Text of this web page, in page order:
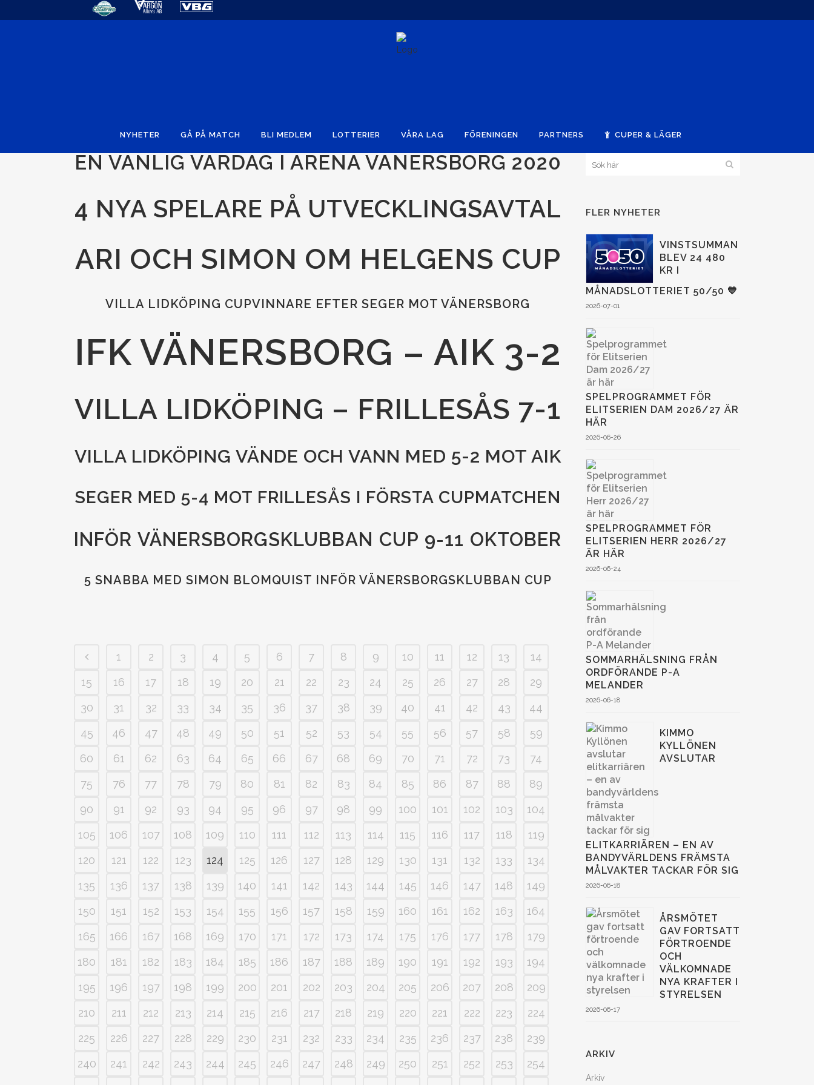
NYHETER GÅ PÅ MATCH BLI MEDLEM LOTTERIER VÅRA LAG FÖRENINGEN PARTNERS CUPER & LÄGER
EN VANLIG VARDAG I ARENA VÄNERSBORG 2020
4 NYA SPELARE PÅ UTVECKLINGSAVTAL
ARI OCH SIMON OM HELGENS CUP
VILLA LIDKÖPING CUPVINNARE EFTER SEGER MOT VÄNERSBORG
IFK VÄNERSBORG – AIK 3-2
VILLA LIDKÖPING – FRILLESÅS 7-1
VILLA LIDKÖPING VÄNDE OCH VANN MED 5-2 MOT AIK
SEGER MED 5-4 MOT FRILLESÅS I FÖRSTA CUPMATCHEN
INFÖR VÄNERSBORGSKLUBBAN CUP 9-11 OKTOBER
5 SNABBA MED SIMON BLOMQUIST INFÖR VÄNERSBORGSKLUBBAN CUP
1 2 3 4 5 6 7 8 9 10 11 12 13
14
15
16 17 18 19 20 21 22 23 24 25 26 27 28
29
30
31 32 33 34 35 36 37 38 39 40 41 42 43
44
45
46 47 48 49 50 51 52 53 54 55 56 57 58
59
60
61 62 63 64 65 66 67 68 69 70 71 72 73
74
75
76 77 78 79 80 81 82 83 84 85 86 87 88
89
90
91 92 93 94 95 96 97 98 99 100 101 102 103
104
105
106 107 108 109 110 111 112 113 114 115 116 117 118
119
120
121 122 123 124 125 126 127 128 129 130 131 132 133
134
135
136 137 138 139 140 141 142 143 144 145 146 147 148
149
150
151 152 153 154 155 156 157 158 159 160 161 162 163
164
165
166 167 168 169 170 171 172 173 174 175 176 177 178
179
180
181 182 183 184 185 186 187 188 189 190 191 192 193
194
195
196 197 198 199 200 201 202 203 204 205 206 207 208
209
210
211 212 213 214 215 216 217 218 219 220 221 222 223
224
225
226 227 228 229 230 231 232 233 234 235 236 237 238
239
240
241 242 243 244 245 246 247 248 249 250 251 252 253
254
FLER NYHETER
VINSTSUMMAN
BLEV 24 480
KR I
MÅNADSLOTTERIET 50/50 💙
2026-07-01
SPELPROGRAMMET FÖR
ELITSERIEN DAM 2026/27 ÄR
HÄR
2026-06-26
SPELPROGRAMMET FÖR
ELITSERIEN HERR 2026/27
ÄR HÄR
2026-06-24
SOMMARHÄLSNING FRÅN
ORDFÖRANDE P-A
MELANDER
2026-06-18
KIMMO
KYLLÖNEN
AVSLUTAR
ELITKARRIÄREN – EN AV
BANDYVÄRLDENS FRÄMSTA
MÅLVAKTER TACKAR FÖR SIG
2026-06-18
ÅRSMÖTET
GAV FORTSATT
FÖRTROENDE
OCH
VÄLKOMNADE
NYA KRAFTER I
STYRELSEN
2026-06-17
ARKIV
Arkiv